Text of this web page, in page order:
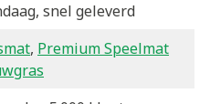
snel geleverd
, Premium Speelmat